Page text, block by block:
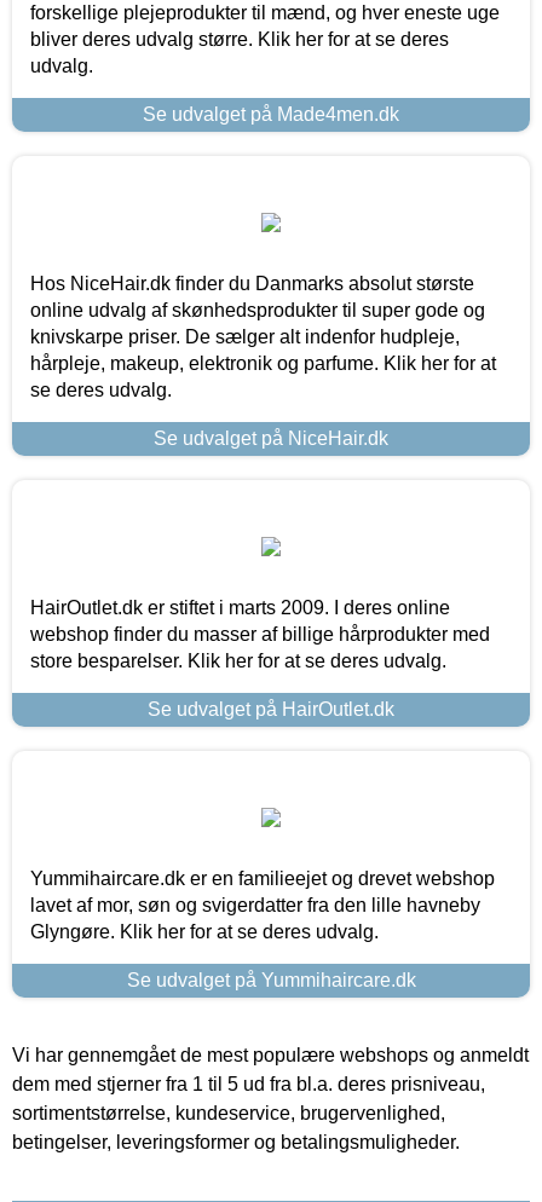
forskellige plejeprodukter til mænd, og hver eneste uge
bliver deres udvalg større. Klik her for at se deres
udvalg.
Se udvalget på Made4men.dk
Hos NiceHair.dk finder du Danmarks absolut største
online udvalg af skønhedsprodukter til super gode og
knivskarpe priser. De sælger alt indenfor hudpleje,
hårpleje, makeup, elektronik og parfume. Klik her for at
se deres udvalg.
Se udvalget på NiceHair.dk
HairOutlet.dk er stiftet i marts 2009. I deres online
webshop finder du masser af billige hårprodukter med
store besparelser. Klik her for at se deres udvalg.
Se udvalget på HairOutlet.dk
Yummihaircare.dk er en familieejet og drevet webshop
lavet af mor, søn og svigerdatter fra den lille havneby
Glyngøre. Klik her for at se deres udvalg.
Se udvalget på Yummihaircare.dk
Vi har gennemgået de mest populære webshops og anmeldt
dem med stjerner fra 1 til 5 ud fra bl.a. deres prisniveau,
sortimentstørrelse, kundeservice, brugervenlighed,
betingelser, leveringsformer og betalingsmuligheder.